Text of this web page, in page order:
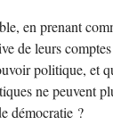
en prenant
de leurs
politique, et
ne peuvent
démocratie ?